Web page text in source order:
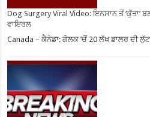
Dog Surgery Viral Video: ਇਨਸਾਨ ਤੋਂ ‘ਕੁੱਤਾ’
ਵਾਇਰਲ
Canada – ਕੈਨੇਡਾ: ਗੋਲਕ ’ਚੋਂ 20 ਲੱਖ ਡਾਲਰ ਦੀ